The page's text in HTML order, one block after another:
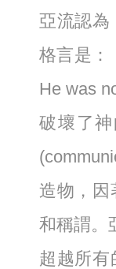
亞流認為
格言是：
He was
破壞了
造物，因
和稱謂。
超越所有